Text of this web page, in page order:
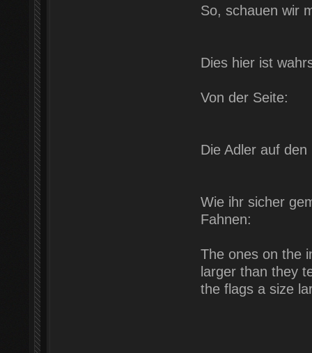
So, schauen wir
Dies hier ist
Von der Seite:
Die Adler auf
Wie ihr sicher
Fahnen:
The ones on the
larger than they
the flags a size